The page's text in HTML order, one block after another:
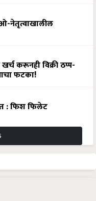
नेतृत्वाखालील
करूनही विक्री ठप्प-
फटका!
: फिश फिलेट